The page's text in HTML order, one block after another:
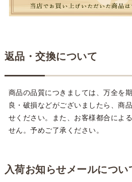
返品・交換について
商品の品質につきましては、万全を
良・破損などがございましたら、商
せください。また、お客様都合によ
せん。予めご了承ください。
入荷お知らせメールについ